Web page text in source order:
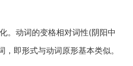
。动词的变格相对词性(阴阳中
即形式与动词原形基本类似。